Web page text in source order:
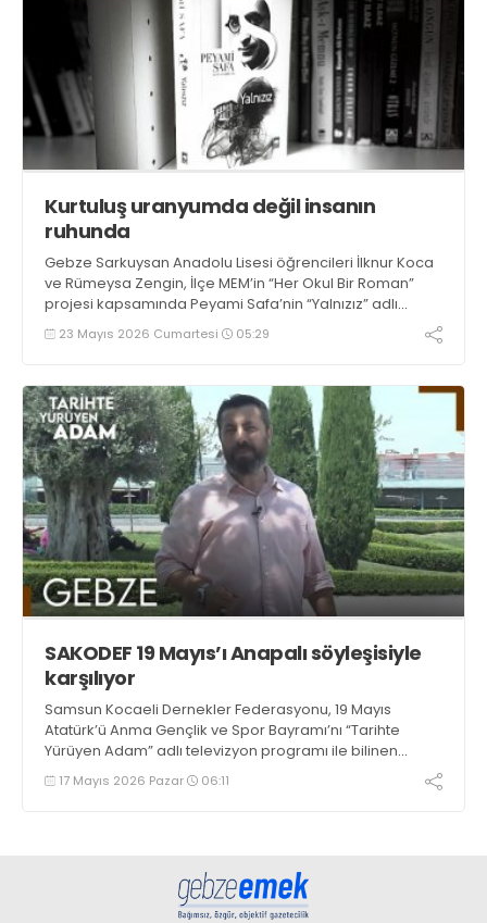
Kurtuluş uranyumda değil insanın
ruhunda
Gebze Sarkuysan Anadolu Lisesi öğrencileri İlknur Koca
ve Rümeysa Zengin, İlçe MEM’in “Her Okul Bir Roman”
projesi kapsamında Peyami Safa’nin “Yalnızız” adlı
eserini analiz etti: Kurtuluş "uranyumda" değil, insanın
kendi ruhundaki kudrettedir.
23 Mayıs 2026 Cumartesi 05:29
SAKODEF 19 Mayıs’ı Anapalı söyleşisiyle
karşılıyor
Samsun Kocaeli Dernekler Federasyonu, 19 Mayıs
Atatürk’ü Anma Gençlik ve Spor Bayramı’nı “Tarihte
Yürüyen Adam” adlı televizyon programı ile bilinen
Tarihçi Yazar Dr. Ahmet Anapalı söyleşisiyle karşılıyor
17 Mayıs 2026 Pazar 06:11